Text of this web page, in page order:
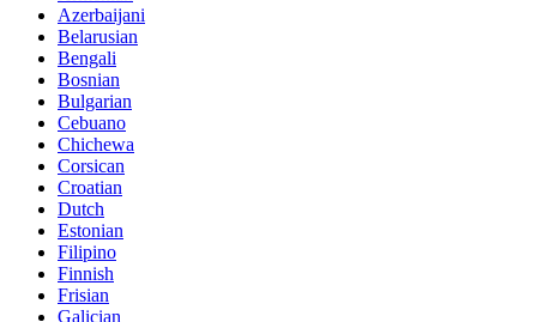
Azerbaijani
Belarusian
Bengali
Bosnian
Bulgarian
Cebuano
Chichewa
Corsican
Croatian
Dutch
Estonian
Filipino
Finnish
Frisian
Galician